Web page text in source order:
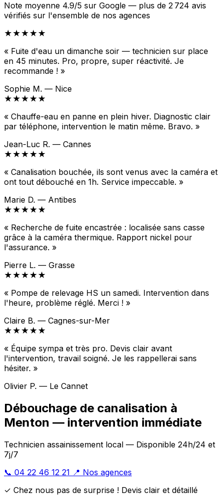
Note moyenne 4.9/5 sur Google — plus de 2 724 avis
vérifiés sur l'ensemble de nos agences
★★★★★
« Fuite d'eau un dimanche soir — technicien sur place
en 45 minutes. Pro, propre, super réactivité. Je
recommande ! »
Sophie M. — Nice
★★★★★
« Chauffe-eau en panne en plein hiver. Diagnostic clair
par téléphone, intervention le matin même. Bravo. »
Jean-Luc R. — Cannes
★★★★★
« Canalisation bouchée, ils sont venus avec la caméra et
ont tout débouché en 1h. Service impeccable. »
Marie D. — Antibes
★★★★★
« Recherche de fuite encastrée : localisée sans casse
grâce à la caméra thermique. Rapport nickel pour
l'assurance. »
Pierre L. — Grasse
★★★★★
« Pompe de relevage HS un samedi. Intervention dans
l'heure, problème réglé. Merci ! »
Claire B. — Cagnes-sur-Mer
★★★★★
« Équipe sympa et très pro. Devis clair avant
l'intervention, travail soigné. Je les rappellerai sans
hésiter. »
Olivier P. — Le Cannet
Débouchage de canalisation à
Menton — intervention immédiate
Technicien assainissement local — Disponible 24h/24 et
7j/7
📞 04 22 46 12 21 📍 Nos agences
✓ Chez nous pas de surprise ! Devis clair et détaillé